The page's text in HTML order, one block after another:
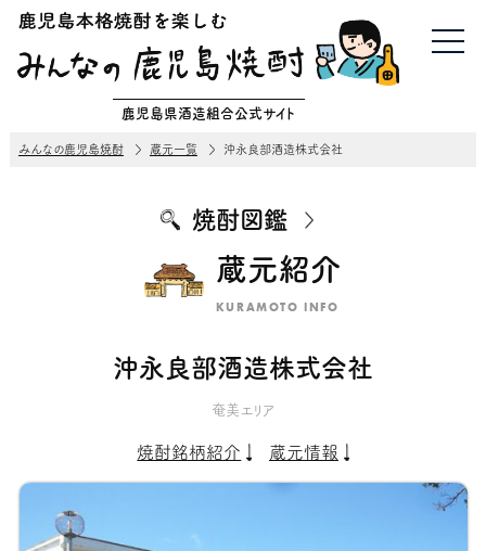
鹿児島県酒造組合公式サイト
みんなの鹿児島焼酎 蔵元一覧 沖永良部酒造株式会社
焼酎図鑑
蔵元紹介
KURAMOTO INFO
沖永良部酒造株式会社
奄美エリア
焼酎銘柄紹介 蔵元情報